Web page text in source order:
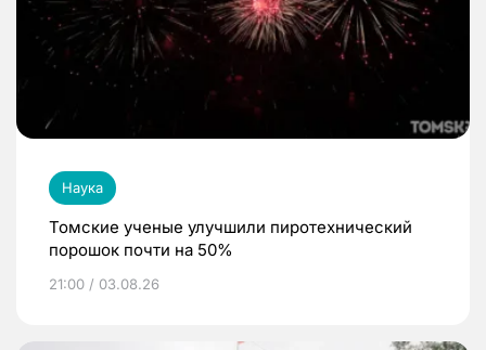
Наука
Томские ученые улучшили пиротехнический
порошок почти на 50%
21:00 / 03.08.26